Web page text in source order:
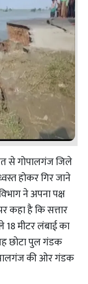
से गोपालगंज जिले
होकर गिर जाने
ने अपना पक्ष
कहा है कि सत्तार
मीटर लंबाई का
छोटा पुल गंडक
की ओर गंडक